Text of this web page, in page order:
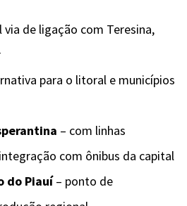
via de ligação com Teresina,
para o litoral e municípios
– com linhas
com ônibus da capital
do Piauí– ponto de